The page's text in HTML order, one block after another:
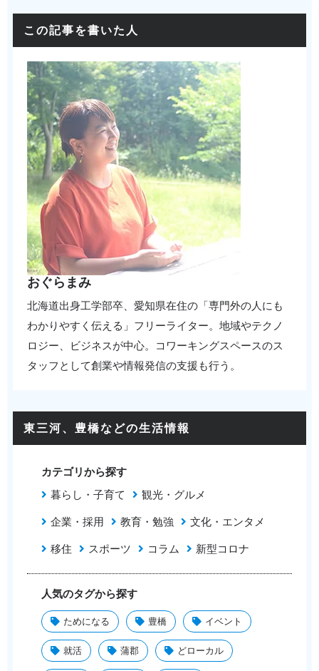
この記事を書いた人
おぐらまみ
北海道出身工学部卒、愛知県在住の「専門外の人にも
わかりやすく伝える」フリーライター。地域やテクノ
ロジー、ビジネスが中心。コワーキングスペースのス
タッフとして創業や情報発信の支援も行う。
東三河、豊橋などの生活情報
カテゴリから探す
暮らし・子育て
観光・グルメ
企業・採用
教育・勉強
文化・エンタメ
移住
スポーツ コラム 新型コロナ
人気のタグから探す
ためになる 豊橋 イベント
就活 蒲郡 どローカル